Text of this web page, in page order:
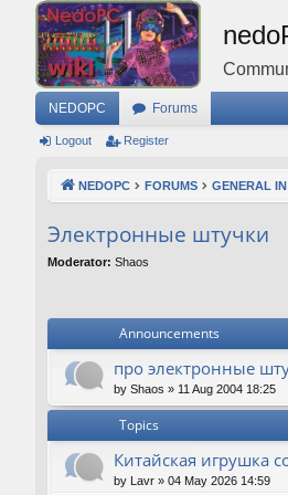
NEDOPC Forums
Logout Register
NEDOPC FORUMS GENERAL
Электронные штучки
Moderator: Shaos
Announcements
про электронные
by Shaos » 11 Aug 2004 18:25
Topics
Китайская игрушка
by Lavr » 04 May 2026 14:59